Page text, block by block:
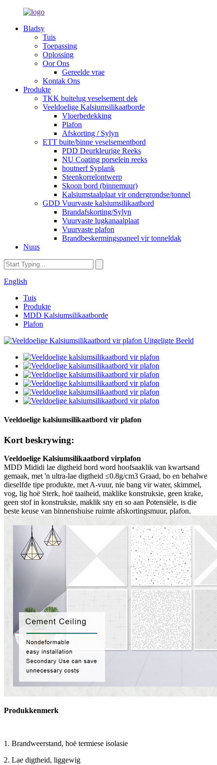
Bladsy
Tuis
Toepassing
Oplossing
Oor Ons
Gereelde vrae
Kontak Ons
Produkte
TKK buitelug veselsement dek
Veeldoelige Kalsiumsilikaatborde
Vloerbedekking
Plafon
Afskorting / Sylyn
ETT buite/binne veselsementbord
PDD Deurkleurige Reeks
NU Coating porselein reeks
houtnerf Syplank
Steenkorrelontwerp
Skoon bord (binnemuur)
Kalsiumstaalplaat vir ondergrondse/tonnel
GDD Vuurvaste kalsiumsilikaatbord
Brandafskorting/Sylyn
Vuurvaste lugkanaalplaat
Vuurvaste plafon
Brandbeskermingspaneel vir tonneldak
Nuus
English
Tuis
Produkte
MDD Kalsiumsilikaatborde
Plafon
Veeldoelige kalsiumsilikaatbord vir plafon
Kort beskrywing:
Veeldoelige Kalsiumsilikaatbord virplafon
MDD Mididi lae digtheid bord word hoofsaaklik van kwartsand
gemaak, met 'n ultra-lae digtheid ≤0.8g/cm3 Graad, bo en behalwe
dieselfde tipe produkte, met A-vuur, nie bang vir water, skimmel,
vog, lig hoë Sterk, hoë taaiheid, maklike konstruksie, geen krake,
geen stof in konstruksie, maklik sny en so aan Potensiële, is die
beste keuse van binnenshuise ruimte afskortingsmuur, plafon.
Produkkenmerk
1. Brandweerstand, hoë termiese isolasie
2. Lae digtheid, liggewig